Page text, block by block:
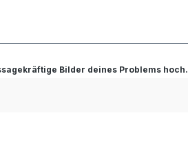
Bilder deines Problems hoch.